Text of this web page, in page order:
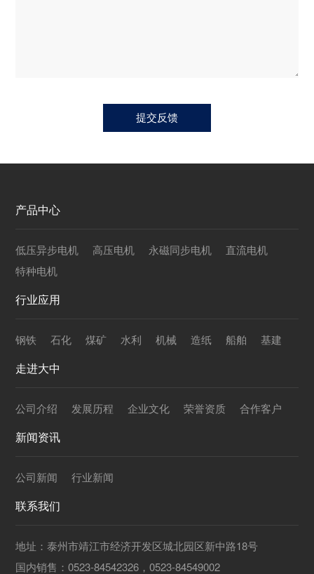
产品中心
低压异步电机 高压电机 永磁同步电机
直流电机
特种电机
行业应用
钢铁 石化 煤矿 水利 机械 造纸 船舶 基建
走进大中
公司介绍 发展历程 企业文化 荣誉资质 合作客户
新闻资讯
公司新闻 行业新闻
联系我们
地址：泰州市靖江市经济开发区城北园区新中路18号
国内销售：0523-84542326，0523-84549002